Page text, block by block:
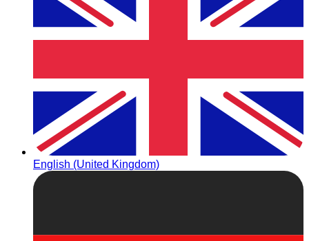
English (United Kingdom)